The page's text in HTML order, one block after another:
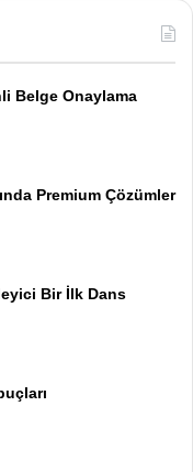
Belge Onaylama
Premium Çözümler
Bir İlk Dans